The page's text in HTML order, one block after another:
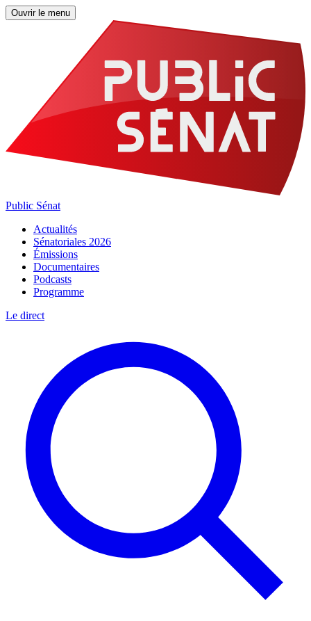
Ouvrir le menu
Public Sénat
Actualités
Sénatoriales 2026
Émissions
Documentaires
Podcasts
Programme
Le direct